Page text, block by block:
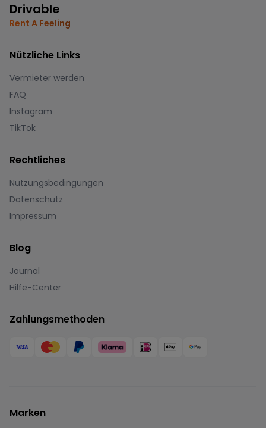
Drivable
Rent A Feeling
Nützliche Links
Vermieter werden
FAQ
Instagram
TikTok
Rechtliches
Nutzungsbedingungen
Datenschutz
Impressum
Blog
Journal
Hilfe-Center
Zahlungsmethoden
Marken